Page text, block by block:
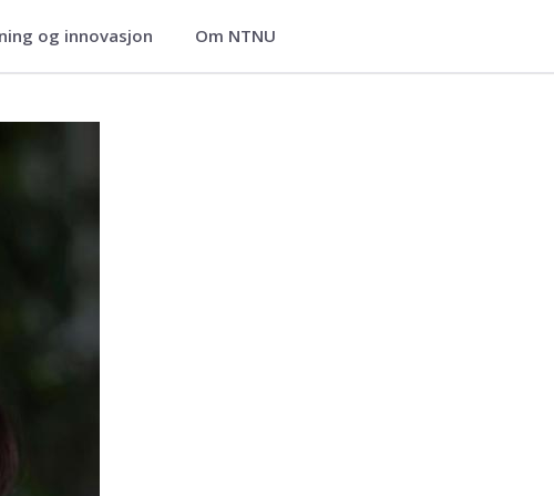
og innovasjon Om NTNU